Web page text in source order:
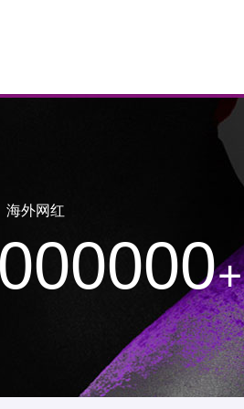
海外网红
+